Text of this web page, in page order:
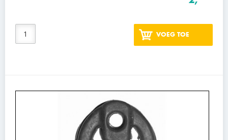
VOEG TOE